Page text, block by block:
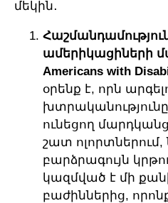
մեկին․
ամերիկացիների
Americans with
օրենք է, որն
ունեցող
շատ ոլորտներում,
բարձրագույն
կազմված է մի
բաժիններից,